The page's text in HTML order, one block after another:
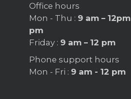
Office hours
Mon - Thu : 9 am – 12pm
pm
Friday : 9 am – 12 pm
Phone support hours
Mon - Fri : 9 am - 12 pm